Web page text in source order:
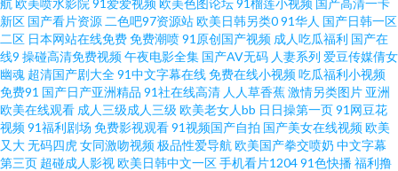
月激情网 AV网站网址黄 欧美精品系列 亚洲国产情侣在线自拍 97色色com 深
夜网站91 91淫库 免费黄网在线观看 91豆花视频免费观看 男人的天堂人人干
91传媒网站在线观看 国产精成人品 五月天性爱视频 91看片成人免费在线 成
人wwwsss 国内探花网址视 91黄色入口 玖玖伊人热 91大神探花在线播放 国
航 欧美喷水影院 91爱爱视频 欧美色图论坛91榴莲小视频 国产高清一卡
新区 国产看片资源 二色吧97资源站欧美日韩另类091华人 国产日韩一区
二区 日本网站在线免费免费潮喷91原创国产视频 成人吃瓜福利 国产在
线9 操碰高清免费视频午夜电影全集 国产AV无码 人妻系列 爱豆传媒倩女
幽魂 超清国产剧大全91中文字幕在线免费在线小视频吃瓜福利小视频
免费91 国产日产亚洲精品 91社在线高清 人人草香蕉激情另类图片 亚洲
欧美在线观看 成人三级成人三级 欧美老女人bb 日日操第一页91网豆花
视频91福利剧场 免费影视观看91视频国产自拍 国产美女在线视频欧美
又大无码四虎女同激吻视频极品性爱导航 欧美国产拳交喷奶 中文字幕
第三页 超碰成人影视欧美日韩中文一区手机看片120491色快播福利撸